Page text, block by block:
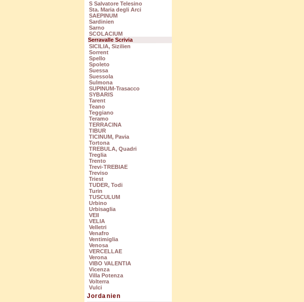
S Salvatore Telesino
Sta. Maria degli Arci
SAEPINUM
Sardinien
Sarno
SCOLACIUM
Serravalle Scrivia
SICILIA, Sizilien
Sorrent
Spello
Spoleto
Suessa
Suessola
Sulmona
SUPINUM-Trasacco
SYBARIS
Tarent
Teano
Teggiano
Teramo
TERRACINA
TIBUR
TICINUM, Pavia
Tortona
TREBULA, Quadri
Treglia
Trento
Trevi-TREBIAE
Treviso
Triest
TUDER, Todi
Turin
TUSCULUM
Urbino
Urbisaglia
VEII
VELIA
Velletri
Venafro
Ventimiglia
Venosa
VERCELLAE
Verona
VIBO VALENTIA
Vicenza
Villa Potenza
Volterra
Vulci
Jordanien